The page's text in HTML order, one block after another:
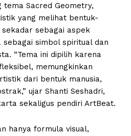
tema Sacred Geometry,
yang melihat bentuk-
sebagai aspek
simbol spiritual dan
“Tema ini dipilih karena
memungkinkan
dari bentuk manusia,
ujar Shanti Seshadri,
sekaligus pendiri ArtBeat.
hanya formula visual,